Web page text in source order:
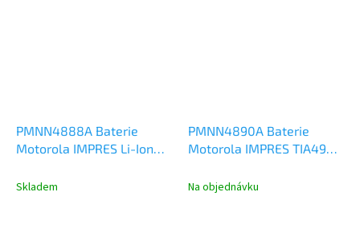
PMNN4888A Baterie
Motorola IMPRES Li-Ion
R5
Skladem
PMNN4890A Baterie
Motorola IMPRES TIA4950
Motorola R5
Na objednávku